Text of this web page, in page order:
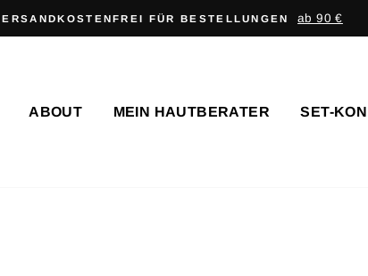
GARANTIE Geld zurück, wenn du
ABOUT MEIN HAUTBERATER SET-